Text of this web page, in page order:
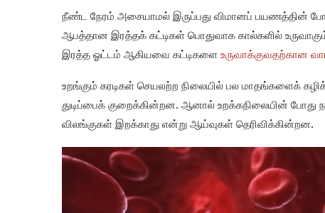
நீண்ட நேரம் அசையாமல் இருப்பது விமானப் பயணத்தின்
ஆபத்தான இரத்தக் கட்டிகள் பொதுவாக கால்களில்
இரத்த ஓட்டம் ஆகியவை கட்டிகளை உருவாக்குவதற்கான
உறங்கும் கரடிகள் செயலற்ற நிலையில் பல மாதங்களைக்
துடிப்பைக் குறைக்கின்றன. ஆனால் உறக்கநிலையின் போது
விலங்குகள் இறக்காது என்று ஆய்வுகள் தெரிவிக்கின்றன.